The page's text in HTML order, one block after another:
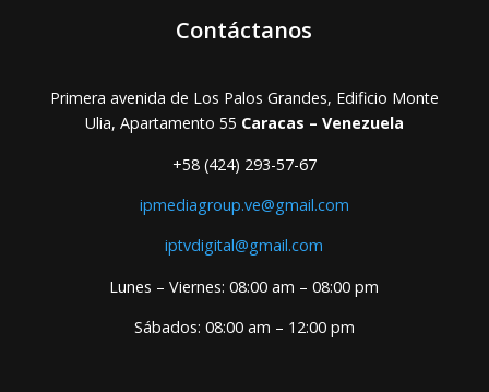
Contáctanos
Primera avenida de Los Palos Grandes, Edificio Monte
Ulia, Apartamento 55 Caracas – Venezuela
+58 (424) 293-57-67
ipmediagroup.ve@gmail.com
iptvdigital@gmail.com
Lunes – Viernes: 08:00 am – 08:00 pm
Sábados: 08:00 am – 12:00 pm